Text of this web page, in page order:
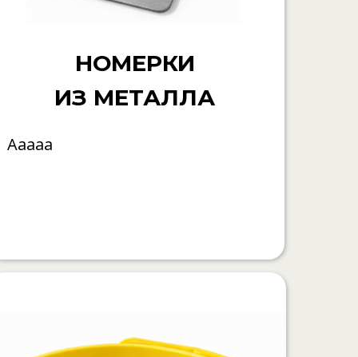
НОМЕРКИ
ИЗ МЕТАЛЛА
Ааааа